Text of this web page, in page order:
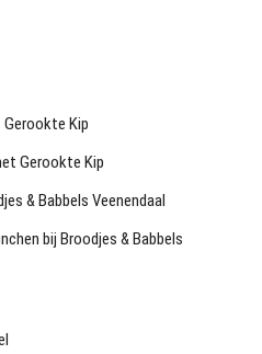
Kip
Gerookte Kip
& Babbels Veenendaal
bij Broodjes & Babbels